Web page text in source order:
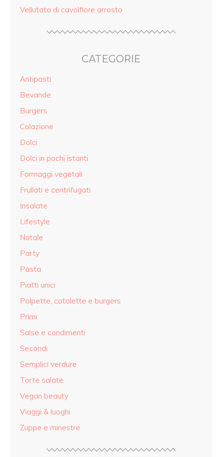
Vellutata di cavolfiore arrosto
CATEGORIE
Antipasti
Bevande
Burgers
Colazione
Dolci
Dolci in pochi istanti
Formaggi vegetali
Frullati e centrifugati
Insalate
Lifestyle
Natale
Party
Pasta
Piatti unici
Polpette, cotolette e burgers
Primi
Salse e condimenti
Secondi
Semplici verdure
Torte salate
Vegan beauty
Viaggi & luoghi
Zuppe e minestre